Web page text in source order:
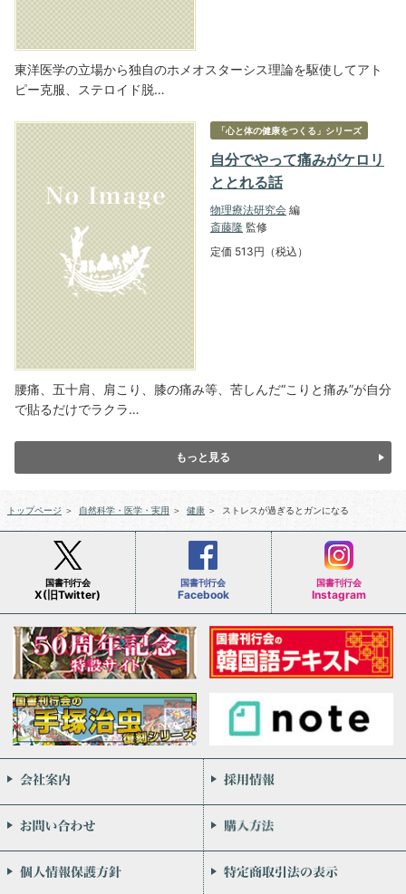
東洋医学の立場から独自のホメオスターシス理論を駆使してアト
ピー克服、ステロイド脱…
「心と体の健康をつくる」シリーズ
自分でやって痛みがケロリ
ととれる話
物理療法研究会 編
斎藤隆 監修
定価 513円（税込）
腰痛、五十肩、肩こり、膝の痛み等、苦しんだ“こりと痛み”が自分
で貼るだけでラクラ…
もっと見る
トップページ ＞ 自然科学・医学・実用 ＞ 健康 ＞ ストレスが過ぎるとガンになる
国書刊行会
X(旧Twitter)
国書刊行会
Facebook
国書刊行会
Instagram
会社案内
お問い合わせ
個人情報保護方針